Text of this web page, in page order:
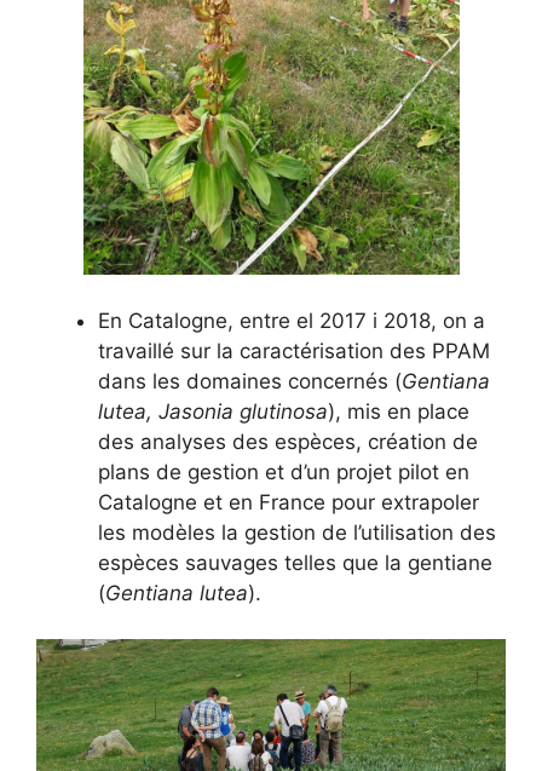
En Catalogne, entre el 2017 i 2018, on a
travaillé sur la caractérisation des PPAM
dans les domaines concernés (Gentiana
lutea, Jasonia glutinosa), mis en place
des analyses des espèces, création de
plans de gestion et d’un projet pilot en
Catalogne et en France pour extrapoler
les modèles la gestion de l’utilisation des
espèces sauvages telles que la gentiane
(Gentiana lutea).